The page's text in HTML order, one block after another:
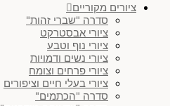
ציורים מקוריים
סדרה "שברי זהות"
ציורי אבסטרקט
ציורי נוף וטבע
ציורי נשים ודמויות
ציורי פרחים וצומח
ציורי בעלי חיים וציפורים
סדרה "הכתמים"